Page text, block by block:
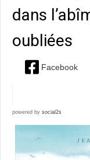
dans
oubliées
Facebook
powered by social2s